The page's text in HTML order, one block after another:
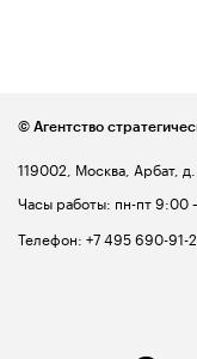
119002, Москва, Арбат,
Часы работы: пн-пт 9:00
Телефон: +7 495 690-91-
© Агентство